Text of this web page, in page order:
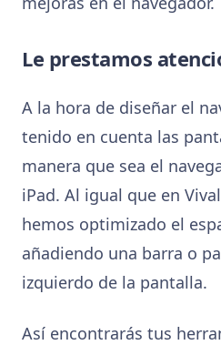
Le prestamos
A la hora de diseñar el
tenido en cuenta las
manera que sea el
iPad. Al igual que en
hemos optimizado el
añadiendo una barra o
izquierdo de la pantalla.
Así encontrarás tus